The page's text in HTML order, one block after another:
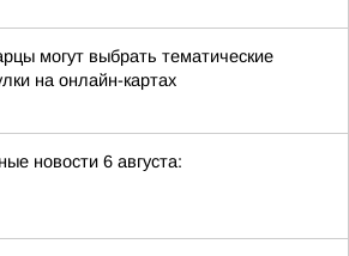
могут выбрать тематические
на онлайн-картах
новости 6 августа: